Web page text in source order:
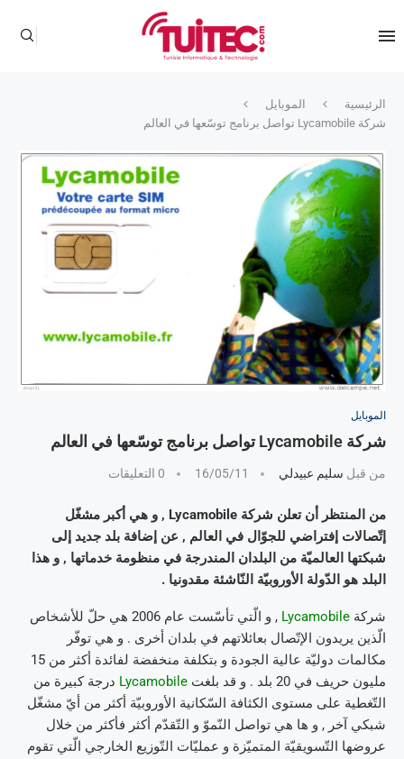
الرئيسية
الموبايل
شركة Lycamobile تواصل برنامج توسّعها في العالم
الموبايل
شركة Lycamobile تواصل برنامج توسّعها في العالم
من قبل سليم عبيدلي 16/05/11 0 التعليقات
من المنتظر أن تعلن شركة Lycamobile , و هي أكبر مشغّل
إتّصالات إفتراضي للجوّال في العالم , عن إضافة بلد جديد إلى
شبكتها العالميّة من البلدان المندرجة في منظومة خدماتها , و هذا
البلد هو الدّولة الأوروبيّة النّاشئة مقدونيا .
شركة
, و الّتي تأسّست عام 2006 هي حلّ للأشخاص
الّذين يريدون الإتّصال بعائلاتهم في بلدان أخرى . و هي توفّر
مكالمات دوليّة عالية الجودة و بتكلفة منخفضة لفائدة أكثر من 15
مليون حريف في 20 بلد . و قد بلغت
Lycamobile درجة كبيرة من
التّغطية على مستوى الكثافة السّكانية الأوروبيّة أكثر من أيّ مشغّل
شبكي آخر , و ها هي تواصل النّموّ و التّقدّم أكثر فأكثر من خلال
عروضها التّسويقيّة المتميّزة و عمليّات التّوزيع الخارجي الّتي تقوم